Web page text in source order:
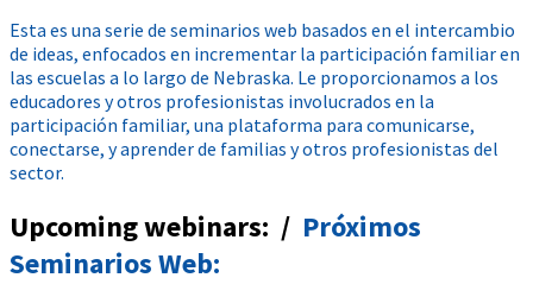
Esta es una serie de seminarios web basados en el intercambio
de ideas, enfocados en incrementar la participación familiar en
las escuelas a lo largo de Nebraska. Le proporcionamos a los
educadores y otros profesionistas involucrados en la
participación familiar, una plataforma para comunicarse,
conectarse, y aprender de familias y otros profesionistas del
sector.
Upcoming webinars: / Próximos
Seminarios Web: